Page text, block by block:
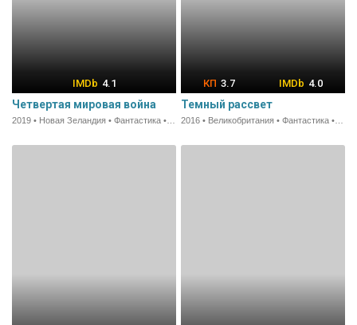
4.1
Четвертая мировая война
3.7 4.0
Темный рассвет